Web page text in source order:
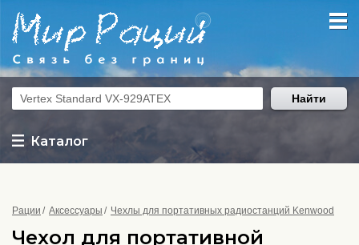
Каталог
Найти
Рации Аксессуары Чехлы для портативных радиостанций Kenwood
Чехол для портативной